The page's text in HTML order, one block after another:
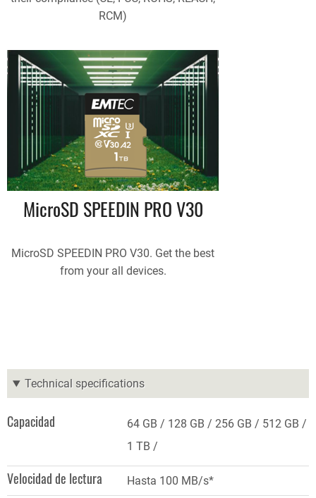
RCM)
MicroSD SPEEDIN PRO V30
MicroSD SPEEDIN PRO V30. Get the best
from your all devices.
Technical specifications
Capacidad 64 GB 128 GB 256 GB
512 GB
1 TB
Velocidad de lectura Hasta 100 MB/s*